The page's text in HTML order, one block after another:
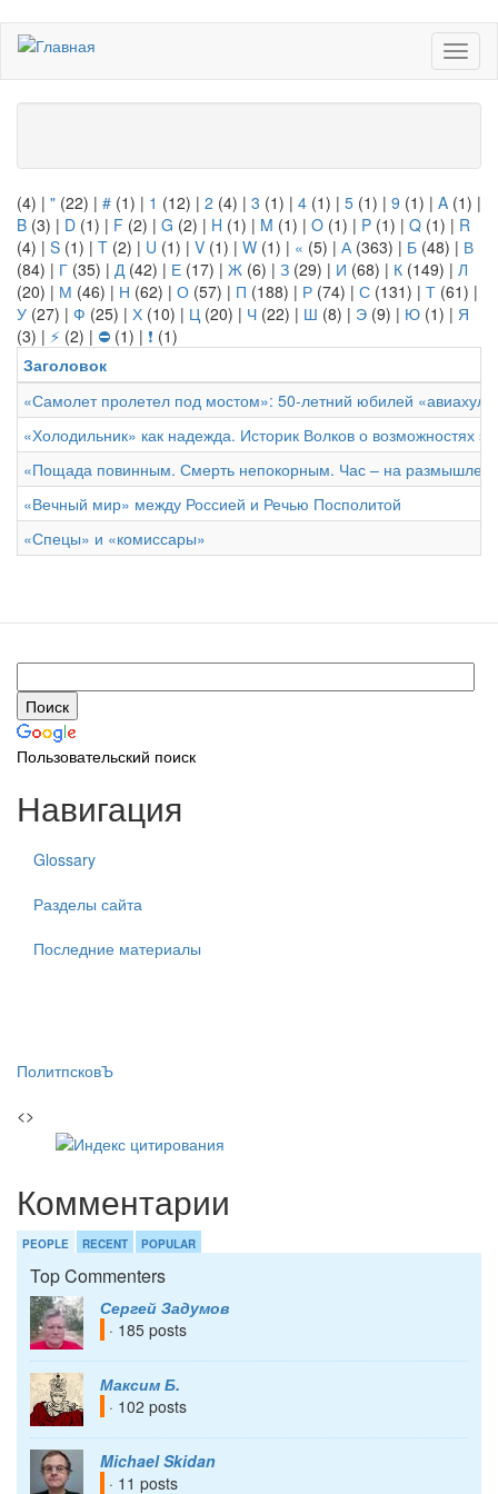
Перейти
основному
содержанию
(4) | " (22) | # (1) | 1 (12) | 2 (4) | 3 (1) | 4 (1) | 5 (1) | 9 (1) | A (1) |
B (3) | D (1) | F (2) | G (2) | H (1) | M (1) | O (1) | P (1) | Q (1) | R
(4) | S (1) | T (2) | U (1) | V (1) | W (1) | « (5) | А(363) | Б (48) | В
(84) | Г (35) | Д(42) | Е (17) | Ж (6) | З (29) | И (68) | К (149) | Л
(20) | М (46) | Н (62) | О (57) | П (188) | Р (74) | С (131) | Т (61) |
У (27) | Ф (25) | Х (10) | Ц (20) | Ч (22) | Ш (8) | Э (9) | Ю (1) | Я
(3) | ⚡ (2) | ⛔ (1) | ❗ (1)
Заголовок
«Самолет пролетел под мостом»: 50-летний юбилей
«Холодильник» как надежда. Историк Волков о возможностях
«Пощада повинным. Смерть непокорным. Час – на
«Вечный мир» между Россией и Речью Посполитой
«Спецы» и «комиссары»
Пользовательский поиск
Навигация
Glossary
Разделы сайта
Последние материалы
ПолитпсковЪ
<>
Комментарии
PEOPLE RECENT POPULAR
Top Commenters
Сергей Задумов
· 185 posts
Максим Б.
· 102 posts
Michael Skidan
· 11 posts